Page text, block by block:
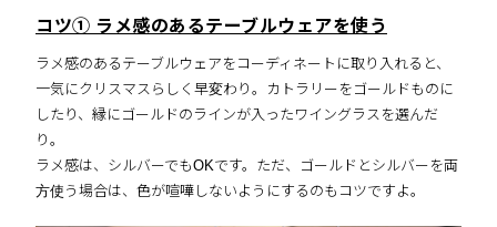
コツ① ラメ感のあるテーブルウェアを使う
ラメ感のあるテーブルウェアをコーディネートに取り入れると、
一気にクリスマスらしく早変わり。カトラリーをゴールドものに
したり、縁にゴールドのラインが入ったワイングラスを選んだ
り。
ラメ感は、シルバーでもOKです。ただ、ゴールドとシルバーを両
方使う場合は、色が喧嘩しないようにするのもコツですよ。